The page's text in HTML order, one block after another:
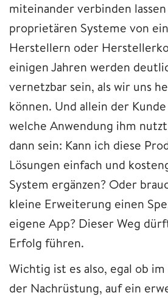
miteinander verbinden
proprietären Systeme von
Herstellern oder
einigen Jahren werden
vernetzbar sein, als wir uns
können. Und allein der
welche Anwendung ihm
dann sein: Kann ich diese
Lösungen einfach und
System ergänzen? Oder
kleine Erweiterung einen
eigene App? Dieser Weg
Erfolg führen.
Wichtig ist es also, egal ob
der Nachrüstung, auf ein